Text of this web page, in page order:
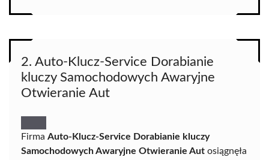
2. Auto-Klucz-Service Dorabianie
kluczy Samochodowych Awaryjne
Otwieranie Aut
Firma Auto-Klucz-Service Dorabianie kluczy
Samochodowych Awaryjne Otwieranie Aut osiągnęła